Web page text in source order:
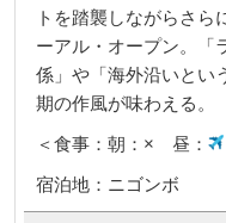
トを踏襲しながらさら
ーアル・オープン。「
係」や「海外沿いとい
期の作風が味わえる。
＜食事：朝：× 昼：
宿泊地：ニゴンボ